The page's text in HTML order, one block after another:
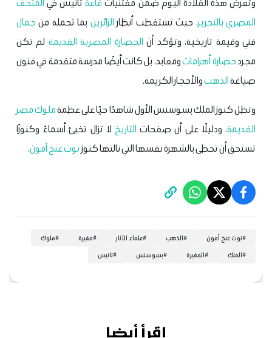
المصري بالتحرير، حيث تستقطب أنظار الزائرين بما تحمله من جمال
فني وقيمة تاريخية، وتؤكد أن الحضارة المصرية القديمة لم تكن
مجردحضارةأهراماتومعابد، بل كانت أيضًا مدرسة متقدمة في فنون
صياغةالذهبوالأحجار الكريمة.
وتظل كنوز الملك بسوسنس الأول شاهدًا حيًا على عظمةملوك مصر
القديمة، ودليلًا على أن صفحات التاريخ لا تزال تخبئ أسماءً وكنوزًا
تستحق أن تحظى بالشهرة نفسها التي نالتها كنوزتوت عنخ آمون.
#توت عنخ آمون #الذهب #علماء الآثار #مقبرة #ملوك
#الملك #المقبرة #بسوسنس #تانيس
اقرأ أيضا